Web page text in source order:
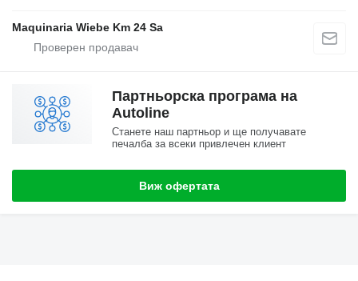
Maquinaria Wiebe Km 24 Sa
Партньорска програма на
Autoline
Станете наш партньор и ще получавате
печалба за всеки привлечен клиент
Виж офертата